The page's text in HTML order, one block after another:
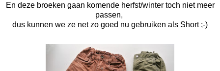
En deze broeken gaan komende herfst/winter toch niet meer
passen,
dus kunnen we ze net zo goed nu gebruiken als Short ;-)